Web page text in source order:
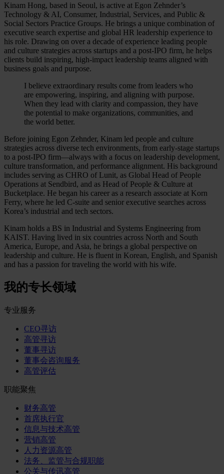
Kinam Hong, based in Seoul, is active at Egon Zehnder’s
Technology & AI, Consumer, Industrial, Services, and Public &
Social Sectors Practice Groups. He brings a unique combination of
executive search expertise and global HR leadership experience to
his role. Drawing on over a decade of experience leading people
and culture strategies across startups and a post-IPO firm, he helps
clients build inspiring, high-impact leadership teams aligned with
business goals and purpose.
I believe extraordinary results come from leaders who
are empowering, inspiring, and aligning with purpose.
When they lead with clarity and compassion, they have
the potential to make organizations, communities, and
the world better.
Before joining Egon Zehnder, Kinam led people and culture
strategies across diverse tech environments, from early-stage startups
to a post-IPO firm—always with a focus on leadership development,
culture transformation, and performance alignment. His background
includes serving as CHRO of Lunit, as Global Head of People
Operations at Sendbird, and as Head of People & Culture at
Bucketplace. He began his career as a research associate at Korn
Ferry, where he led C-suite and senior executive searches across
Korea’s industrial and tech sectors.
Kinam holds a BS in Industrial and Systems Engineering from
KAIST. Having lived in six countries across North and South
America, Europe, and Asia, he brings a global perspective on
leadership and culture. He is fluent in Korean, English, and Spanish
and has a passion for traveling the world with his wife.
我的专长领域
专业服务
CEO寻访
高管寻访
董事寻访
董事会咨询服务
高管评估
职能聚焦
财务高管
首席执行官
信息与技术高管
营销高管
人力资源高管
法务、监管与合规职能
公关与传讯高管